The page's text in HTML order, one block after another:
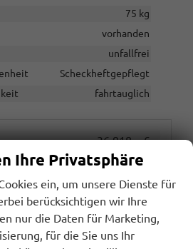
75 kg
vorhanden
unfallfrei
Scheckheftgepflegt
fahrtauglich
36.918,– €
7.858,– €
21,3%
29.060,– €
Ihre Privatsphäre
ein, um unsere Dienste für
berücksichtigen wir Ihre
nur die Daten für Marketing,
für die Sie uns Ihr